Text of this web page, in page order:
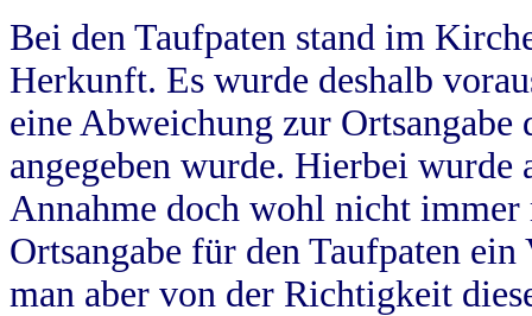
Bei den Taufpaten stand im
Herkunft. Es wurde deshalb
eine Abweichung zur
angegeben wurde. Hierbei wurde
Annahme doch wohl nicht
Ortsangabe für den Taufpaten
man aber von der Richtigkeit